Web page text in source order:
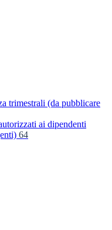
trimestrali (da pubblicare
ai dipendenti
64